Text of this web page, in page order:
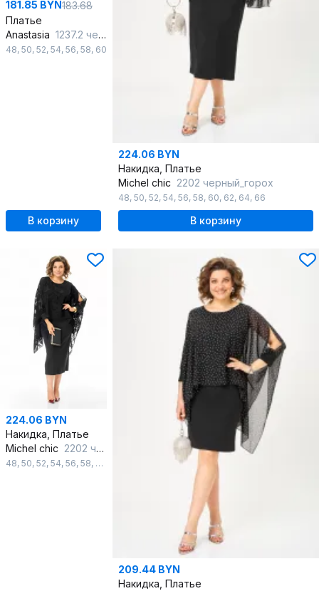
181.85 BYN183.68
Платье
Anastasia 1237.2 черный_белый_пояс
48, 50, 52, 54, 56, 58, 60
В корзину
224.06 BYN
Накидка, Платье
Michel chic 2202 черный_горох
48, 50, 52, 54, 56, 58, 60, 62, 64, 66
В корзину
224.06 BYN
Накидка, Платье
Michel chic 2202 черный
48, 50, 52, 54, 56, 58, 60
209.44 BYN
Накидка, Платье